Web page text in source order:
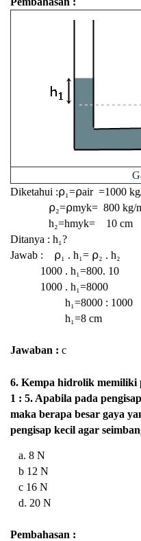
Diketahui :⍴₁=⍴air =1000
⍴₂=⍴myk= 800 kg/
h₂=hmyk= 10 cm
Ditanya : h₁?
Jawab : ⍴₁ . h₁= ⍴₂ . h₂
1000 . h₁=800. 10
1000 . h₁=8000
h₁=8000 : 1000
h₁=8 cm
Jawaban : c
6. Kempa hidrolik memiliki
1 : 5. Apabila pada
maka berapa besar gaya
pengisap kecil agar
a. 8 N
b 12 N
c 16 N
d. 20 N
Pembahasan :